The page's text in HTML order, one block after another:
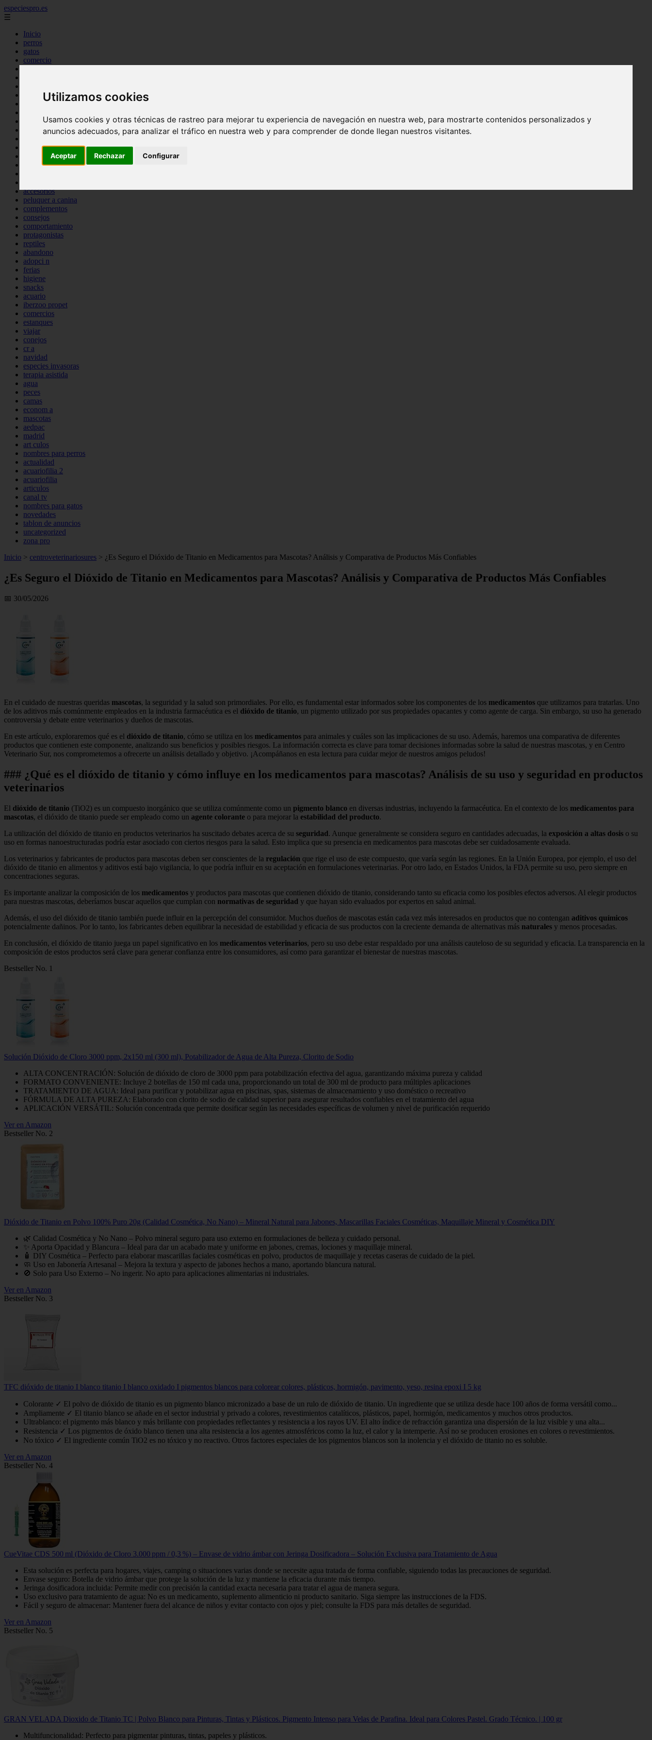
Utilizamos cookies
Usamos cookies y otras técnicas de rastreo para mejorar tu experiencia de navegación en nuestra web, para mostrarte contenidos personalizados y
anuncios adecuados, para analizar el tráfico en nuestra web y para comprender de donde llegan nuestros visitantes.
Aceptar Rechazar Configurar
especiespro.es
☰
Inicio
perros
gatos
comercio
tenencia responsable
mantenimiento
bienestar
peque os mam feros
verano
accesorios
peluquer a canina
complementos
consejos
comportamiento
protagonistas
reptiles
abandono
adopci n
ferias
higiene
snacks
acuario
iberzoo propet
comercios
estanques
viajar
conejos
cr a
navidad
especies invasoras
terapia asistida
agua
peces
camas
econom a
mascotas
aedpac
madrid
art culos
nombres para perros
actualidad
acuariofilia 2
acuariofilia
articulos
canal tv
nombres para gatos
novedades
tablon de anuncios
uncategorized
zona pro
Inicio > centroveterinariosures > ¿Es Seguro el Dióxido de Titanio en Medicamentos para Mascotas? Análisis y Comparativa de Productos Más Confiables
¿Es Seguro el Dióxido de Titanio en Medicamentos para Mascotas? Análisis y Comparativa de Productos Más Confiables
📅 30/05/2026
En el cuidado de nuestras queridas mascotas, la seguridad y la salud son primordiales. Por ello, es fundamental estar informados sobre los componentes de los medicamentos que utilizamos para tratarlas. Uno
de los aditivos más comúnmente empleados en la industria farmacéutica es el dióxido de titanio, un pigmento utilizado por sus propiedades opacantes y como agente de carga. Sin embargo, su uso ha generado
controversia y debate entre veterinarios y dueños de mascotas.
En este artículo, exploraremos qué es el dióxido de titanio, cómo se utiliza en los medicamentos para animales y cuáles son las implicaciones de su uso. Además, haremos una comparativa de diferentes
productos que contienen este componente, analizando sus beneficios y posibles riesgos. La información correcta es clave para tomar decisiones informadas sobre la salud de nuestras mascotas, y en Centro
Veterinario Sur, nos comprometemos a ofrecerte un análisis detallado y objetivo. ¡Acompáñanos en esta lectura para cuidar mejor de nuestros amigos peludos!
### ¿Qué es el dióxido de titanio y cómo influye en los medicamentos para mascotas? Análisis de su uso y seguridad en productos
veterinarios
El dióxido de titanio (TiO2) es un compuesto inorgánico que se utiliza comúnmente como un pigmento blanco en diversas industrias, incluyendo la farmacéutica. En el contexto de los medicamentos para
mascotas, el dióxido de titanio puede ser empleado como un agente colorante o para mejorar la estabilidad del producto.
La utilización del dióxido de titanio en productos veterinarios ha suscitado debates acerca de su seguridad. Aunque generalmente se considera seguro en cantidades adecuadas, la exposición a altas dosis o su
uso en formas nanoestructuradas podría estar asociado con ciertos riesgos para la salud. Esto implica que su presencia en medicamentos para mascotas debe ser cuidadosamente evaluada.
Los veterinarios y fabricantes de productos para mascotas deben ser conscientes de la regulación que rige el uso de este compuesto, que varía según las regiones. En la Unión Europea, por ejemplo, el uso del
dióxido de titanio en alimentos y aditivos está bajo vigilancia, lo que podría influir en su aceptación en formulaciones veterinarias. Por otro lado, en Estados Unidos, la FDA permite su uso, pero siempre en
concentraciones seguras.
Es importante analizar la composición de los medicamentos y productos para mascotas que contienen dióxido de titanio, considerando tanto su eficacia como los posibles efectos adversos. Al elegir productos
para nuestras mascotas, deberíamos buscar aquellos que cumplan con normativas de seguridad y que hayan sido evaluados por expertos en salud animal.
Además, el uso del dióxido de titanio también puede influir en la percepción del consumidor. Muchos dueños de mascotas están cada vez más interesados en productos que no contengan aditivos químicos
potencialmente dañinos. Por lo tanto, los fabricantes deben equilibrar la necesidad de estabilidad y eficacia de sus productos con la creciente demanda de alternativas más naturales y menos procesadas.
En conclusión, el dióxido de titanio juega un papel significativo en los medicamentos veterinarios, pero su uso debe estar respaldado por una análisis cauteloso de su seguridad y eficacia. La transparencia en la
composición de estos productos será clave para generar confianza entre los consumidores, así como para garantizar el bienestar de nuestras mascotas.
Bestseller No. 1
Solución Dióxido de Cloro 3000 ppm, 2x150 ml (300 ml), Potabilizador de Agua de Alta Pureza, Clorito de Sodio
ALTA CONCENTRACIÓN: Solución de dióxido de cloro de 3000 ppm para potabilización efectiva del agua, garantizando máxima pureza y calidad
FORMATO CONVENIENTE: Incluye 2 botellas de 150 ml cada una, proporcionando un total de 300 ml de producto para múltiples aplicaciones
TRATAMIENTO DE AGUA: Ideal para purificar y potabilizar agua en piscinas, spas, sistemas de almacenamiento y uso doméstico o recreativo
FÓRMULA DE ALTA PUREZA: Elaborado con clorito de sodio de calidad superior para asegurar resultados confiables en el tratamiento del agua
APLICACIÓN VERSÁTIL: Solución concentrada que permite dosificar según las necesidades específicas de volumen y nivel de purificación requerido
Ver en Amazon
Bestseller No. 2
Dióxido de Titanio en Polvo 100% Puro 20g (Calidad Cosmética, No Nano) – Mineral Natural para Jabones, Mascarillas Faciales Cosméticas, Maquillaje Mineral y Cosmética DIY
🌿 Calidad Cosmética y No Nano – Polvo mineral seguro para uso externo en formulaciones de belleza y cuidado personal.
✨ Aporta Opacidad y Blancura – Ideal para dar un acabado mate y uniforme en jabones, cremas, lociones y maquillaje mineral.
🧴 DIY Cosmética – Perfecto para elaborar mascarillas faciales cosméticas en polvo, productos de maquillaje y recetas caseras de cuidado de la piel.
🧼 Uso en Jabonería Artesanal – Mejora la textura y aspecto de jabones hechos a mano, aportando blancura natural.
🚫 Solo para Uso Externo – No ingerir. No apto para aplicaciones alimentarias ni industriales.
Ver en Amazon
Bestseller No. 3
TFC dióxido de titanio I blanco titanio I blanco oxidado I pigmentos blancos para colorear colores, plásticos, hormigón, pavimento, yeso, resina epoxi I 5 kg
Colorante ✓ El polvo de dióxido de titanio es un pigmento blanco micronizado a base de un rulo de dióxido de titanio. Un ingrediente que se utiliza desde hace 100 años de forma versátil como...
Ampliamente ✓ El titanio blanco se añade en el sector industrial y privado a colores, revestimientos catalíticos, plásticos, papel, hormigón, medicamentos y muchos otros productos.
Ultrablanco: el pigmento más blanco y más brillante con propiedades reflectantes y resistencia a los rayos UV. El alto índice de refracción garantiza una dispersión de la luz visible y una alta...
Resistencia ✓ Los pigmentos de óxido blanco tienen una alta resistencia a los agentes atmosféricos como la luz, el calor y la intemperie. Así no se producen erosiones en colores o revestimientos.
No tóxico ✓ El ingrediente común TiO2 es no tóxico y no reactivo. Otros factores especiales de los pigmentos blancos son la inolencia y el dióxido de titanio no es soluble.
Ver en Amazon
Bestseller No. 4
CueVitae CDS 500 ml (Dióxido de Cloro 3.000 ppm / 0,3 %) – Envase de vidrio ámbar con Jeringa Dosificadora – Solución Exclusiva para Tratamiento de Agua
Esta solución es perfecta para hogares, viajes, camping o situaciones varias donde se necesite agua tratada de forma confiable, siguiendo todas las precauciones de seguridad.
Envase seguro: Botella de vidrio ámbar que protege la solución de la luz y mantiene la eficacia durante más tiempo.
Jeringa dosificadora incluida: Permite medir con precisión la cantidad exacta necesaria para tratar el agua de manera segura.
Uso exclusivo para tratamiento de agua: No es un medicamento, suplemento alimenticio ni producto sanitario. Siga siempre las instrucciones de la FDS.
Fácil y seguro de almacenar: Mantener fuera del alcance de niños y evitar contacto con ojos y piel; consulte la FDS para más detalles de seguridad.
Ver en Amazon
Bestseller No. 5
GRAN VELADA Dioxido de Titanio TC | Polvo Blanco para Pinturas, Tintas y Plásticos. Pigmento Intenso para Velas de Parafina. Ideal para Colores Pastel. Grado Técnico. | 100 gr
Multifuncionalidad: Perfecto para pigmentar pinturas, tintas, papeles y plásticos.